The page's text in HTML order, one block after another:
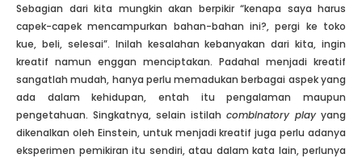
Sebagian dari kita mungkin akan berpikir “kenapa saya harus
capek-capek mencampurkan bahan-bahan ini?, pergi ke toko
kue, beli, selesai”. Inilah kesalahan kebanyakan dari kita, ingin
kreatif namun enggan menciptakan. Padahal menjadi kreatif
sangatlah mudah, hanya perlu memadukan berbagai aspek yang
ada dalam kehidupan, entah itu pengalaman maupun
pengetahuan. Singkatnya, selain istilah combinatory playyang
dikenalkan oleh Einstein, untuk menjadi kreatif juga perlu adanya
eksperimen pemikiran itu sendiri, atau dalam kata lain, perlunya